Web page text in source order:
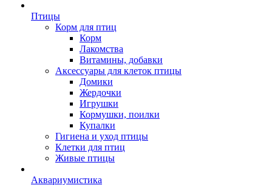
Птицы
Корм для птиц
Корм
Лакомства
Витамины, добавки
Аксессуары для клеток птицы
Домики
Жердочки
Игрушки
Кормушки, поилки
Купалки
Гигиена и уход птицы
Клетки для птиц
Живые птицы
Аквариумистика